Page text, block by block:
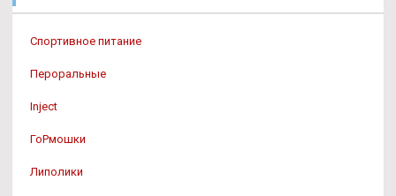
Спортивное питание
Пероральные
Inject
ГоРмошки
Липолики